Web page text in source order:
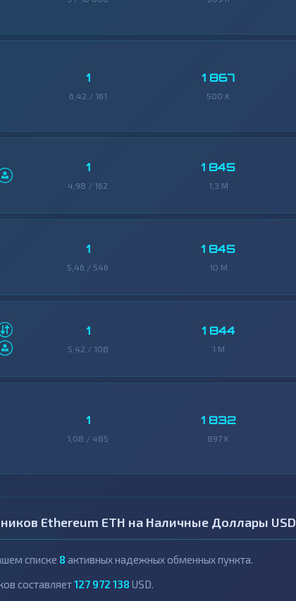
1
6,42 / 161
1 867
500 K
1
4,98 / 162
1 845
1,3 M
1
5,46 / 546
1 845
10 M
1
5,42 / 108
1 844
1 M
1
1,08 / 485
1 832
897 K
Ethereum ETH на Наличные Доллары USD
списке 8 активных надежных обменных пункта.
составляет127 972 138 USD.